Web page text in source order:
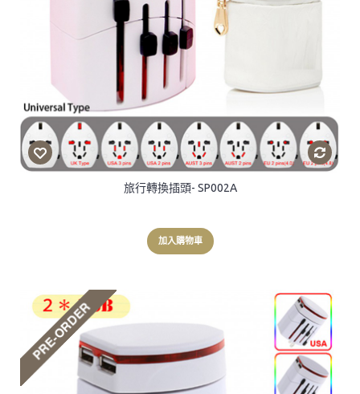
旅行轉換插頭- SP002A
加入購物車